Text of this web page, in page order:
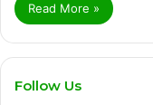
Read More »
Follow Us